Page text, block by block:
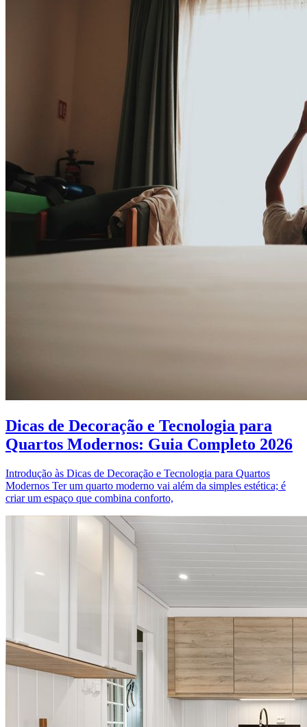
Dicas de Decoração e Tecnologia para
Quartos Modernos: Guia Completo 2026
Introdução às Dicas de Decoração e Tecnologia para Quartos
Modernos Ter um quarto moderno vai além da simples estética; é
criar um espaço que combina conforto,